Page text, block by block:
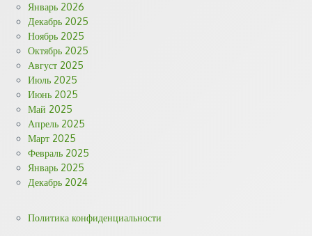
Январь 2026
Декабрь 2025
Ноябрь 2025
Октябрь 2025
Август 2025
Июль 2025
Июнь 2025
Май 2025
Апрель 2025
Март 2025
Февраль 2025
Январь 2025
Декабрь 2024
Политика конфиденциальности